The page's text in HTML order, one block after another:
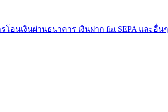
โอนเงินผ่านธนาคาร เงินฝาก fiat SEPA และอื่นๆ